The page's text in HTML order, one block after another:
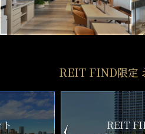
REIT FIND限定
リアルタ